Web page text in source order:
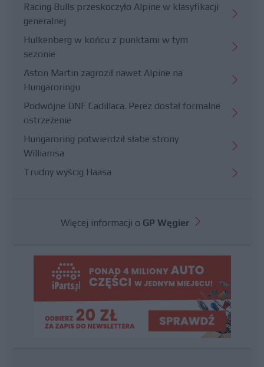
Racing Bulls przeskoczyło Alpine w klasyfikacji
generalnej
Hulkenberg w końcu z punktami w tym
sezonie
Aston Martin zagroził nawet Alpine na
Hungaroringu
Podwójne DNF Cadillaca. Perez dostał formalne
ostrzeżenie
Hungaroring potwierdził słabe strony
Williamsa
Trudny wyścig Haasa
Więcej informacji o GP Węgier